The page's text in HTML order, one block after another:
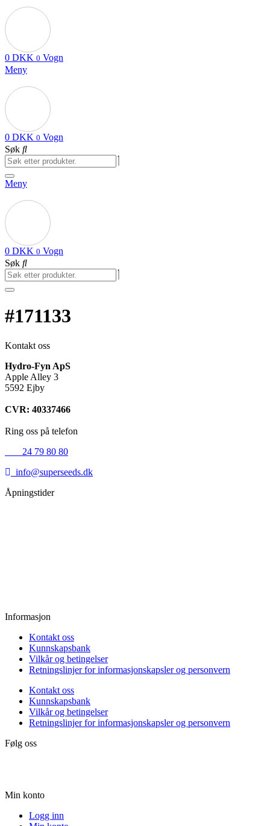
0 DKK 0 Vogn
Meny
0 DKK 0 Vogn
Søk
Meny
0 DKK 0 Vogn
Søk
#171133
Kontakt oss
Hydro-Fyn ApS
Apple Alley 3
5592 Ejby
CVR: 40337466
Ring oss på telefon
24 79 80 80
info@superseeds.dk
Åpningstider
Informasjon
Kontakt oss
Kunnskapsbank
Vilkår og betingelser
Retningslinjer for informasjonskapsler og personvern
Kontakt oss
Kunnskapsbank
Vilkår og betingelser
Retningslinjer for informasjonskapsler og personvern
Følg oss
Min konto
Logg inn